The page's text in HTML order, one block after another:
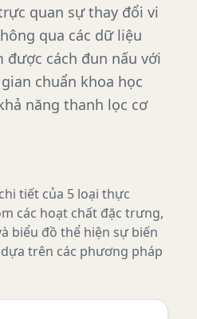
quan sự thay đổi vi
qua các dữ liệu
được cách đun nấu với
chuẩn khoa học
năng thanh lọc cơ
tiết của 5 loại thực
các hoạt chất đặc trưng,
biểu đồ thể hiện sự biến
trên các phương pháp